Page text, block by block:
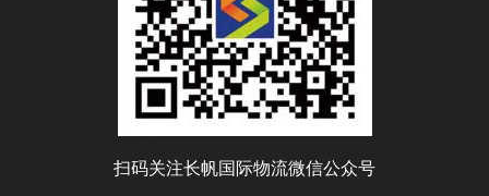
扫码关注长帆国际物流微信公众号